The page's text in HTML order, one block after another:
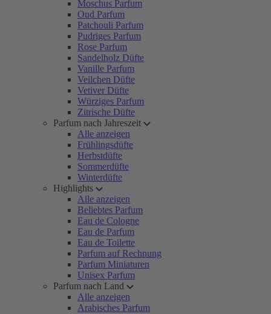
Moschus Parfum
Oud Parfum
Patchouli Parfum
Pudriges Parfum
Rose Parfum
Sandelholz Düfte
Vanille Parfum
Veilchen Düfte
Vetiver Düfte
Würziges Parfum
Zitrische Düfte
Parfum nach Jahreszeit
Alle anzeigen
Frühlingsdüfte
Herbstdüfte
Sommerdüfte
Winterdüfte
Highlights
Alle anzeigen
Beliebtes Parfum
Eau de Cologne
Eau de Parfum
Eau de Toilette
Parfum auf Rechnung
Parfum Miniaturen
Unisex Parfum
Parfum nach Land
Alle anzeigen
Arabisches Parfum